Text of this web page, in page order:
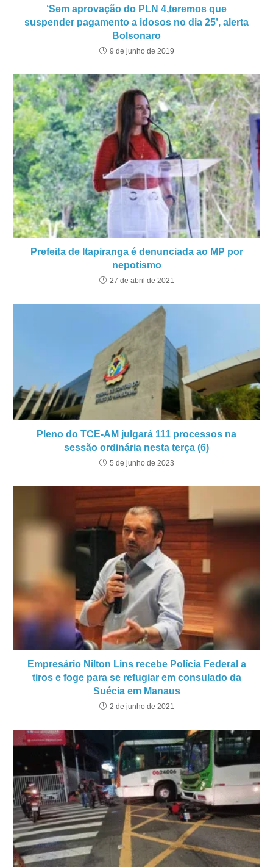
‘Sem aprovação do PLN 4,teremos que
suspender pagamento a idosos no dia 25’, alerta
Bolsonaro
9 de junho de 2019
Prefeita de Itapiranga é denunciada ao MP por
nepotismo
27 de abril de 2021
​Pleno do TCE-AM julgará 111 processos na
sessão ordinária nesta terça (6)
5 de junho de 2023
Empresário Nilton Lins recebe Polícia Federal a
tiros e foge para se refugiar em consulado da
Suécia em Manaus
2 de junho de 2021